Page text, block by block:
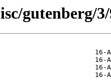
gutenberg/